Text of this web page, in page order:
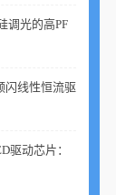
调光的高PF
闪线性恒流驱
驱动芯片：